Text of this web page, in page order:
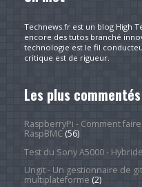
Technews.fr est un blog High
encore des tutos branché
technologie est le fil
critique est de rigueur.
Les plus commentés
RaspberryPi - Comment
RaspBMC(56)
Test du Sony A5000 -
Ungit - Un gestionnaire de
multiplateforme (2)